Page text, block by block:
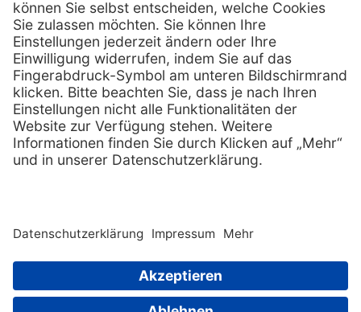
Serviceversprechen
Sprechstundenbedarf
Retoure anmelden
FAQs
Kontakt
Lob & Kritik
Zertifikat Rechtliches
Impressum
Datenschutz
AGB
Copyright © 2026 PxD Praxis-Discount GmbH. All rights
Wir beliefern ausschließlich Fachkreise. Ausgewiesene Preise